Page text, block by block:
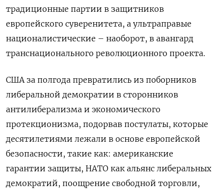
традиционные партии в защитников
европейского суверенитета, а ультраправые
националистические – наоборот, в авангард
транснационального революционного проекта.
США за полгода превратились из поборников
либеральной демократии в сторонников
антилиберализма и экономического
протекционизма, подорвав постулаты, которые
десятилетиями лежали в основе европейской
безопасности, такие как: американские
гарантии защиты, НАТО как альянс либеральных
демократий, поощрение свободной торговли,